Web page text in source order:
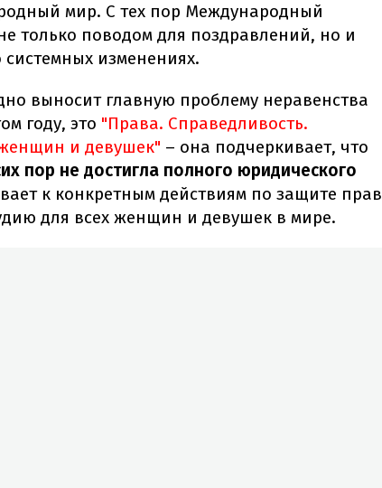
мир. С тех пор Международный
только поводом для поздравлений, но и
изменениях.
выносит главную проблему неравенства
году, это "Права. Справедливость.
и девушек" – она подчеркивает, что
пор не достигла полного юридического
к конкретным действиям по защите прав
для всех женщин и девушек в мире.